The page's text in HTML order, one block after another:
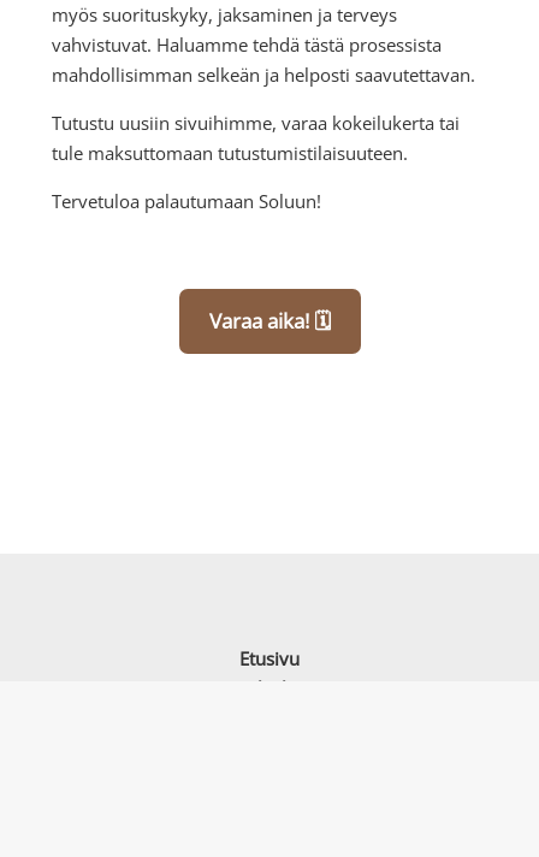
myös suorituskyky, jaksaminen ja terveys
vahvistuvat. Haluamme tehdä tästä prosessista
mahdollisimman selkeän ja helposti saavutettavan.
Tutustu uusiin sivuihimme, varaa kokeilukerta tai
tule maksuttomaan tutustumistilaisuuteen.
Tervetuloa palautumaan Soluun!
Varaa aika! 🗓️
Etusivu
Palvelut